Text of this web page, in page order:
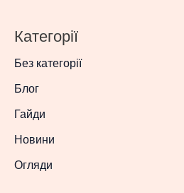
Категорії
Без категорії
Блог
Гайди
Новини
Огляди